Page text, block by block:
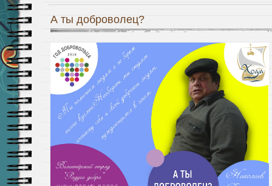
А ты доброволец?